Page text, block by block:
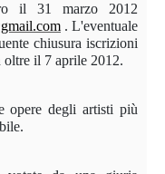
il 31 marzo 2012
. L'eventuale
chiusura iscrizioni
oltre il 7 aprile 2012.
opere degli artisti più